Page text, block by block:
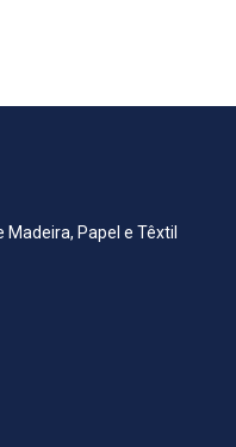
Papel e Têxtil